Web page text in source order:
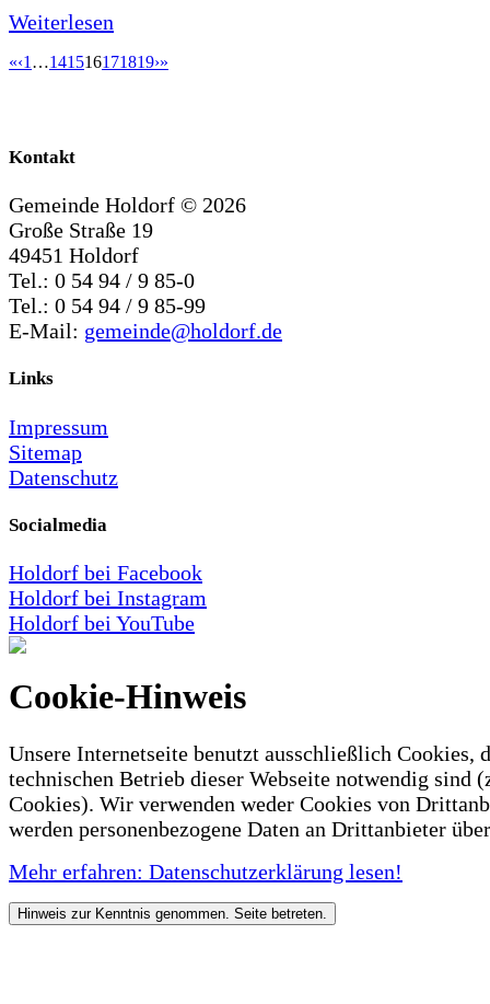
Weiterlesen
«‹1 …141516171819›»
Kontakt
Gemeinde Holdorf © 2026
Große Straße 19
49451 Holdorf
Tel.: 0 54 94 / 9 85-0
Tel.: 0 54 94 / 9 85-99
E-Mail: gemeinde@holdorf.de
Links
Impressum
Sitemap
Datenschutz
Socialmedia
Holdorf bei Facebook
Holdorf bei Instagram
Holdorf bei YouTube
Cookie-Hinweis
Unsere Internetseite benutzt ausschließlich Cookies,
technischen Betrieb dieser Webseite notwendig sind
Cookies). Wir verwenden weder Cookies von
werden personenbezogene Daten an Drittanbieter
Mehr erfahren: Datenschutzerklärung lesen!
Hinweis zur Kenntnis genommen. Seite betreten.